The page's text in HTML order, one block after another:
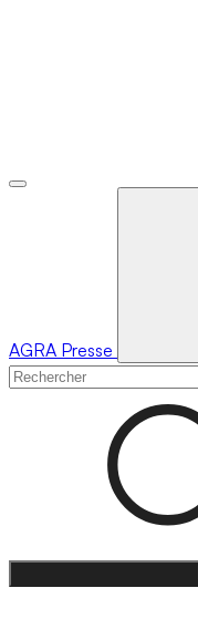
AGRA Presse